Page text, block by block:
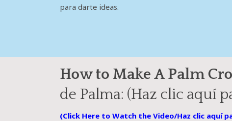
para darte ideas.
How to Make A Palm
de Palma: (Haz clic aquí
(Click Here to Watch the Video/Haz clic aquí